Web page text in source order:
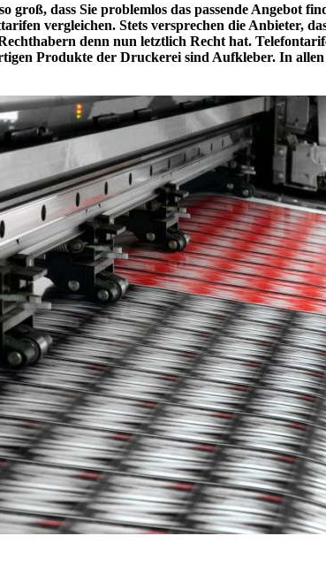
so groß, dass Sie problemlos das passende Angebot
vergleichen. Stets versprechen die Anbieter,
denn nun letztlich Recht hat.
Produkte der Druckerei sind Aufkleber. In